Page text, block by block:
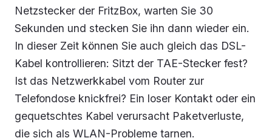
Netzstecker der FritzBox, warten Sie 30
Sekunden und stecken Sie ihn dann wieder ein.
In dieser Zeit können Sie auch gleich das DSL-
Kabel kontrollieren: Sitzt der TAE-Stecker fest?
Ist das Netzwerkkabel vom Router zur
Telefondose knickfrei? Ein loser Kontakt oder ein
gequetschtes Kabel verursacht Paketverluste,
die sich als WLAN-Probleme tarnen.